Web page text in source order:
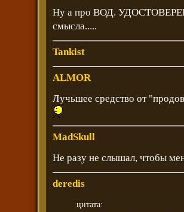
Ну а про ВОД.
смысла.....
Tankist
ALMOR
Лучьшее средство от
MadSkull
Не разу не слышал, чтобы
deredis
цитата: